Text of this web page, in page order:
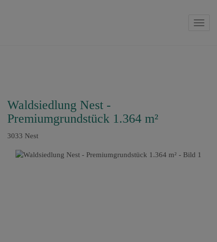
Waldsiedlung Nest -
Premiumgrundstück 1.364 m²
3033 Nest